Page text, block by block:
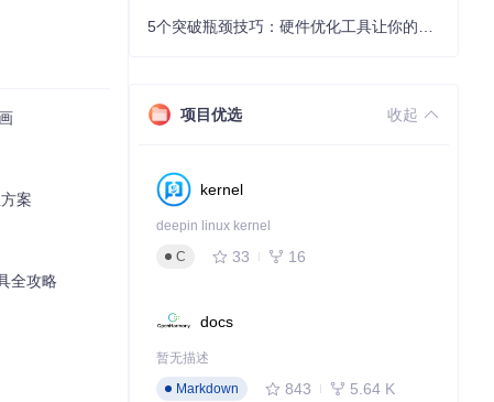
着，根据设
案
全攻略
项目优选 收起
kernel
deepin linux kernel
C
33 16
docs
暂无描述
Markdown
843 5.64 K